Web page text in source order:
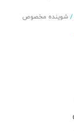
/ شوینده مخصوص